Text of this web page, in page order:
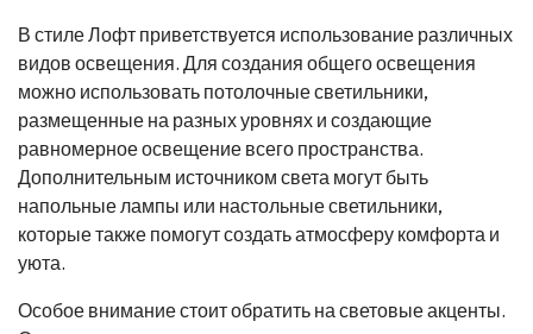
В стиле Лофт приветствуется использование различных
видов освещения. Для создания общего освещения
можно использовать потолочные светильники,
размещенные на разных уровнях и создающие
равномерное освещение всего пространства.
Дополнительным источником света могут быть
напольные лампы или настольные светильники,
которые также помогут создать атмосферу комфорта и
уюта.
Особое внимание стоит обратить на световые акценты.